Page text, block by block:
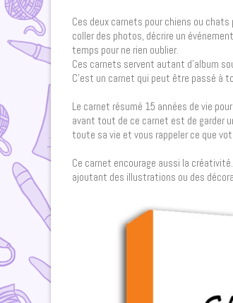
Ces deux carnets pour chiens ou
coller des photos, décrire un
temps pour ne rien oublier.
Ces carnets servent autant d’album
C’est un carnet qui peut être passé à
Le carnet résumé 15 années de vie
avant tout de ce carnet est de garder
toute sa vie et vous rappeler ce que
Ce carnet encourage aussi la
ajoutant des illustrations ou des